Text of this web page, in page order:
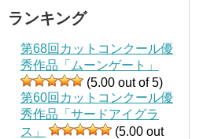
ランキング
第68回カットコンクール優
秀作品「ムーンゲート」
(5.00 out of 5)
第60回カットコンクール優
秀作品「サードアイグラ
ス」
(5.00 out